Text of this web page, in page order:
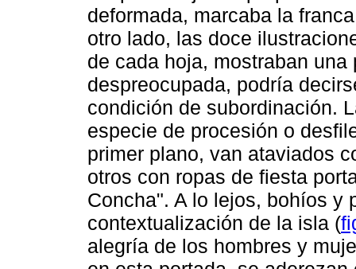
deformada, marcaba la
otro lado, las doce
de cada hoja, mostraban
despreocupada, podría
condición de subordinación.
especie de procesión o
primer plano, van ataviados
otros con ropas de fiesta
Concha". A lo lejos, bohíos y
contextualización de la isla (
alegría de los hombres y